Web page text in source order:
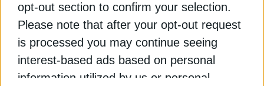
opt-out section to confirm your selection.
Please note that after your opt-out request
is processed you may continue seeing
interest-based ads based on personal
information utilized by us or personal
Οι πιέσεις της Helleniq Energy για ξεκαθάρισμα
της σχέσης με τη ΔΕΠΑ, το ΤΑΙΠΕΔ και η ΔΕΗ.
Πότε θα κλείσουν οι εκκρεμότητες
Από Newsroom